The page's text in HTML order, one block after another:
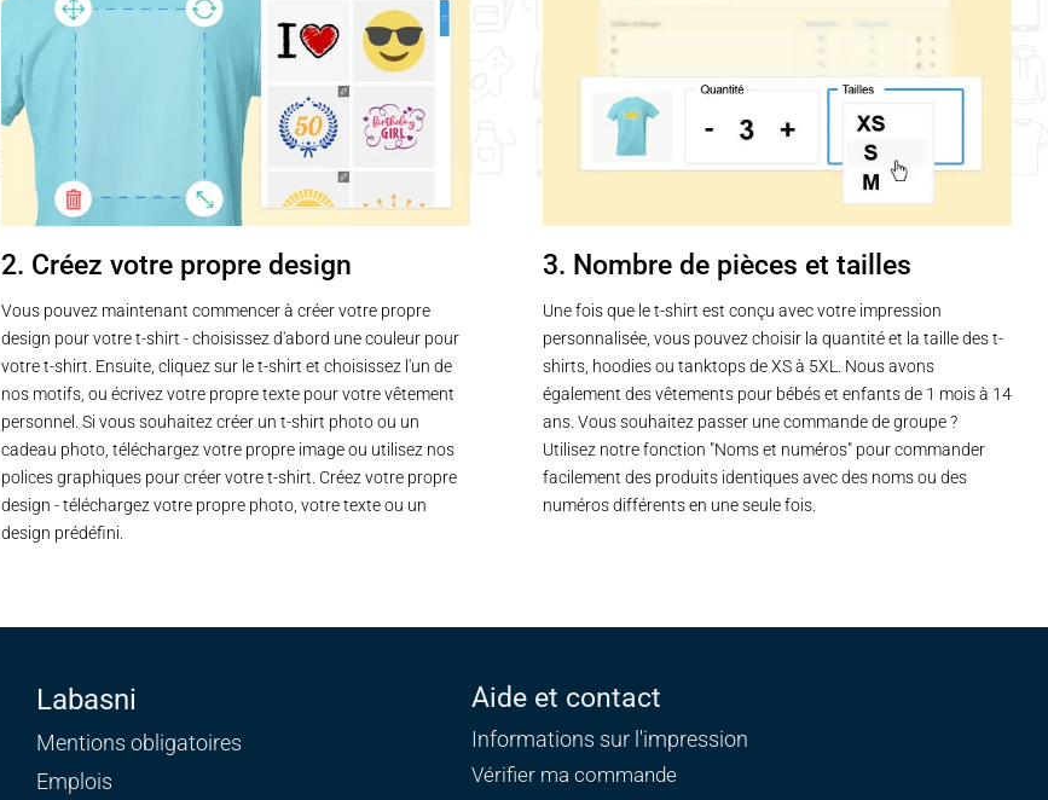
2. Créez votre propre design
Vous pouvez maintenant commencer à créer votre propre
design pour votre t-shirt - choisissez d'abord une couleur pour
votre t-shirt. Ensuite, cliquez sur le t-shirt et choisissez l'un de
nos motifs, ou écrivez votre propre texte pour votre vêtement
personnel. Si vous souhaitez créer un t-shirt photo ou un
cadeau photo, téléchargez votre propre image ou utilisez nos
polices graphiques pour créer votre t-shirt. Créez votre propre
design - téléchargez votre propre photo, votre texte ou un
design prédéfini.
3. Nombre de pièces et tailles
Une fois que le t-shirt est conçu avec votre impression
personnalisée, vous pouvez choisir la quantité et la taille des t-
shirts, hoodies ou tanktops de XS à 5XL. Nous avons
également des vêtements pour bébés et enfants de 1 mois à 14
ans. Vous souhaitez passer une commande de groupe ?
Utilisez notre fonction "Noms et numéros" pour commander
facilement des produits identiques avec des noms ou des
numéros différents en une seule fois.
Labasni
Mentions obligatoires
Emplois
Aide et contact
Informations sur l'impression
Vérifier ma commande